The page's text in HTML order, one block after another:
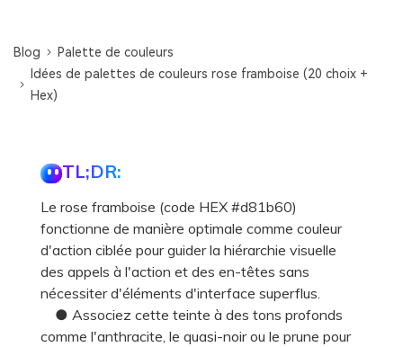
Blog
Palette de couleurs
Idées de palettes de couleurs rose framboise (20 choix +
Hex)
TL;DR:
Le rose framboise (code HEX #d81b60)
fonctionne de manière optimale comme couleur
d'action ciblée pour guider la hiérarchie visuelle
des appels à l'action et des en-têtes sans
nécessiter d'éléments d'interface superflus.
● Associez cette teinte à des tons profonds
comme l'anthracite, le quasi-noir ou le prune pour